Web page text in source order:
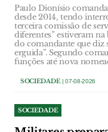
Paulo Dionísio
desde 2014, tendo
terceira comissão de
diferentes” estiveram na
do comandante que diz
erguida”. Segundo
funções até nova
SOCIEDADE| 07-08-2026
SOCIEDADE